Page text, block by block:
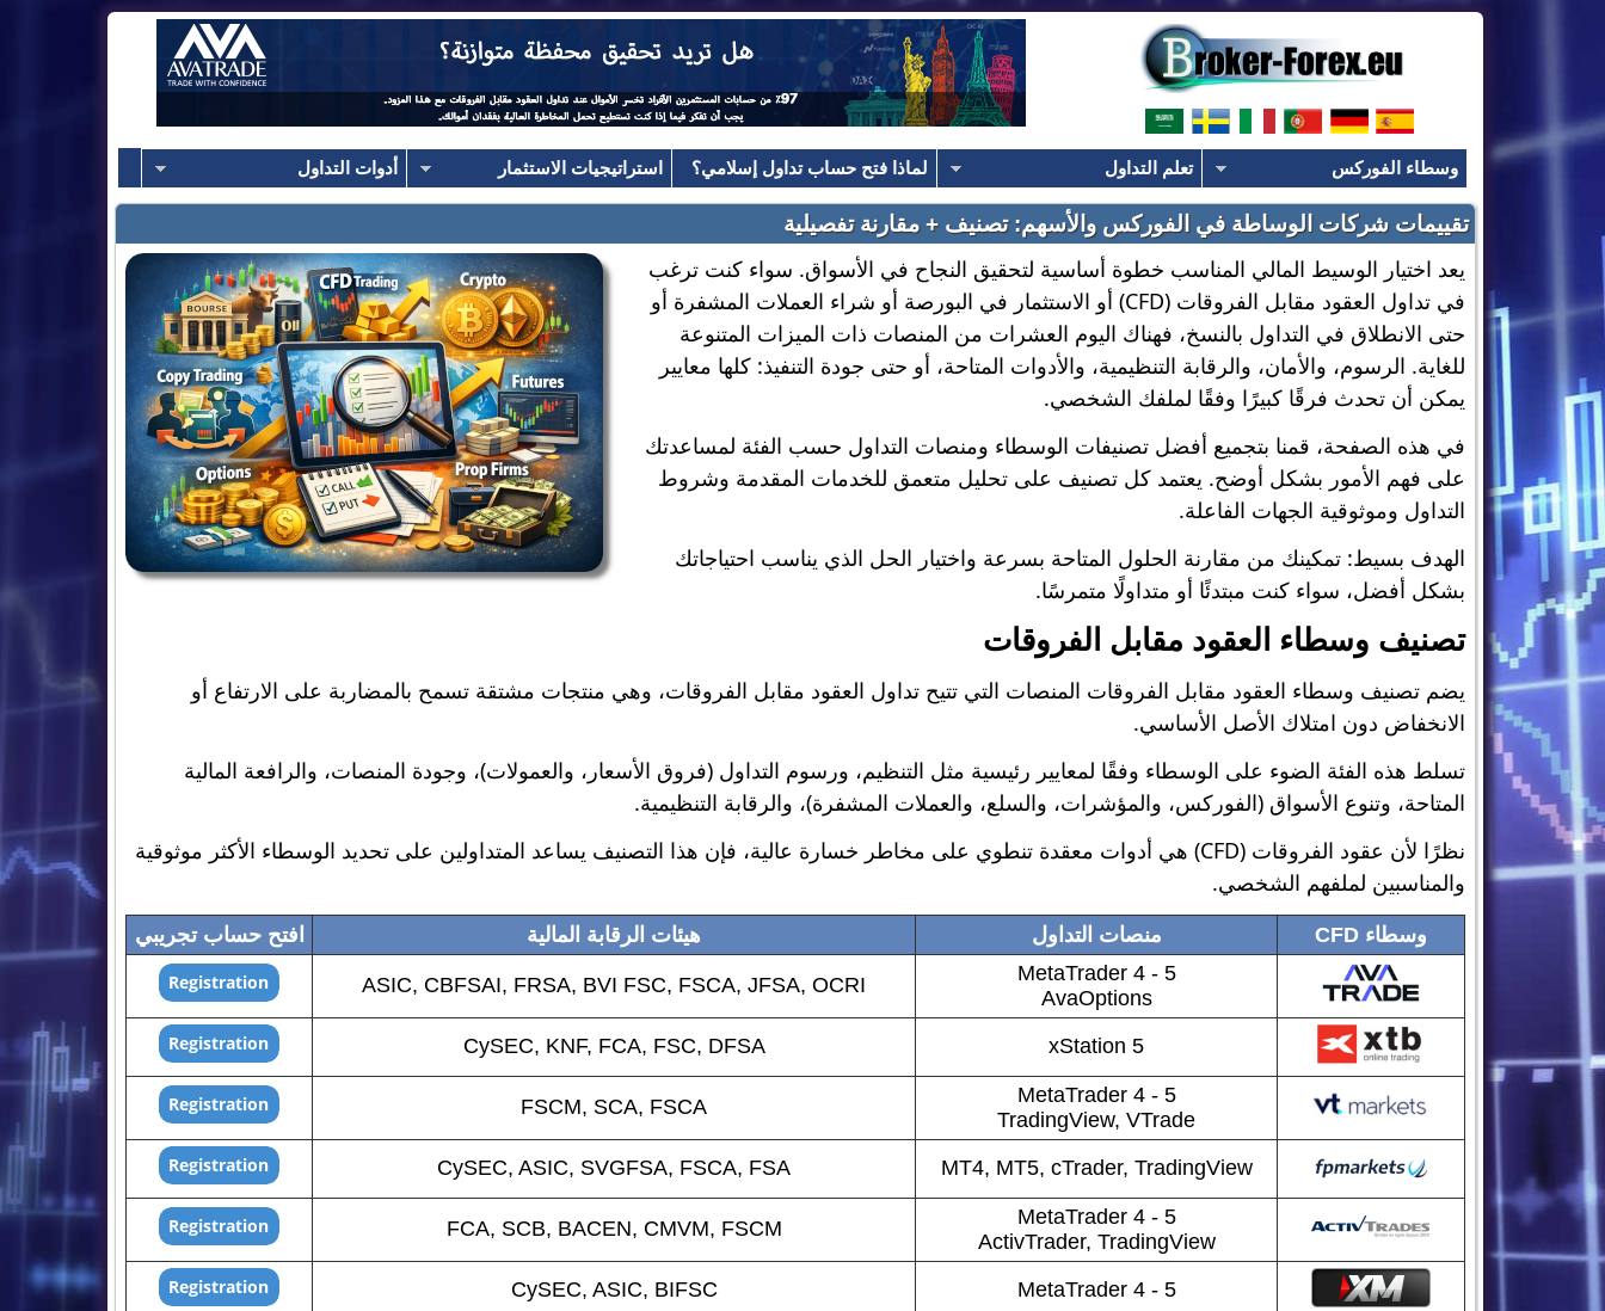
وسطاء الفوركس تعلم التداول لماذا فتح حساب تداول إسلامي؟ استراتيجيات الاستثمار أدوات التداول
تقييمات شركات الوساطة في الفوركس والأسهم: تصنيف + مقارنة تفصيلية
يعد اختيار الوسيط المالي المناسب خطوة أساسية لتحقيق النجاح في الأسواق. سواء كنت ترغب
في تداول العقود مقابل الفروقات (CFD) أو الاستثمار في البورصة أو شراء العملات المشفرة أو
حتى الانطلاق في التداول بالنسخ، فهناك اليوم العشرات من المنصات ذات الميزات المتنوعة
للغاية. الرسوم، والأمان، والرقابة التنظيمية، والأدوات المتاحة، أو حتى جودة التنفيذ: كلها معايير
يمكن أن تحدث فرقًا كبيرًا وفقًا لملفك الشخصي.
في هذه الصفحة، قمنا بتجميع أفضل تصنيفات الوسطاء ومنصات التداول حسب الفئة لمساعدتك
على فهم الأمور بشكل أوضح. يعتمد كل تصنيف على تحليل متعمق للخدمات المقدمة وشروط
التداول وموثوقية الجهات الفاعلة.
الهدف بسيط: تمكينك من مقارنة الحلول المتاحة بسرعة واختيار الحل الذي يناسب احتياجاتك
بشكل أفضل، سواء كنت مبتدئًا أو متداولًا متمرسًا.
تصنيف وسطاء العقود مقابل الفروقات
يضم تصنيف وسطاء العقود مقابل الفروقات المنصات التي تتيح تداول العقود مقابل الفروقات، وهي منتجات مشتقة تسمح بالمضاربة على الارتفاع أو
الانخفاض دون امتلاك الأصل الأساسي.
تسلط هذه الفئة الضوء على الوسطاء وفقًا لمعايير رئيسية مثل التنظيم، ورسوم التداول (فروق الأسعار، والعمولات)، وجودة المنصات، والرافعة المالية
المتاحة، وتنوع الأسواق (الفوركس، والمؤشرات، والسلع، والعملات المشفرة)، والرقابة التنظيمية.
نظرًا لأن عقود الفروقات (CFD) هي أدوات معقدة تنطوي على مخاطر خسارة عالية، فإن هذا التصنيف يساعد المتداولين على تحديد الوسطاء الأكثر موثوقية
والمناسبين لملفهم الشخصي.
وسطاء CFD منصات التداول هيئات الرقابة المالية
افتح حساب تجريبي
MetaTrader 4 - 5
AvaOptions
ASIC, CBFSAI, FRSA, BVI FSC, FSCA, JFSA, OCRI
xStation 5
CySEC, KNF, FCA, FSC, DFSA
MetaTrader 4 - 5
TradingView, VTrade
FSCM, SCA, FSCA
MT4, MT5, cTrader, TradingView
CySEC, ASIC, SVGFSA, FSCA, FSA
MetaTrader 4 - 5
ActivTrader, TradingView
FCA, SCB, BACEN, CMVM, FSCM
MetaTrader 4 - 5
CySEC, ASIC, BIFSC